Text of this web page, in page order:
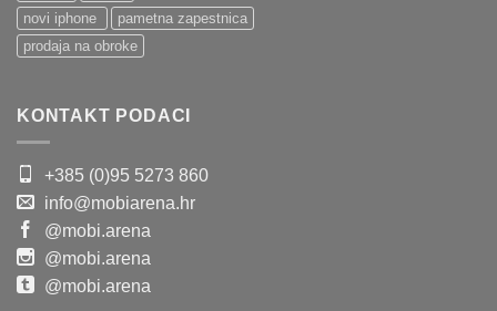
novi iphone
pametna zapestnica
prodaja na obroke
KONTAKT PODACI
+385 (0)95 5273 860
info@mobiarena.hr
@mobi.arena
@mobi.arena
@mobi.arena